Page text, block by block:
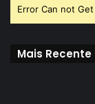
Error Can not
Mais Recente